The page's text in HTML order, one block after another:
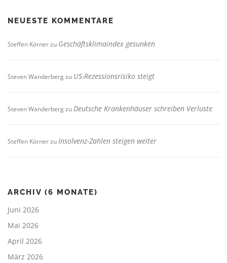
NEUESTE KOMMENTARE
Steffen Körnerzu Geschäftsklimaindex gesunken
Steven Wanderbergzu US-Rezessionsrisiko steigt
Steven WanderbergzuDeutsche Krankenhäuser schreiben Verluste
Steffen KörnerzuInsolvenz-Zahlen steigen weiter
ARCHIV (6 MONATE)
Juni 2026
Mai 2026
April 2026
März 2026